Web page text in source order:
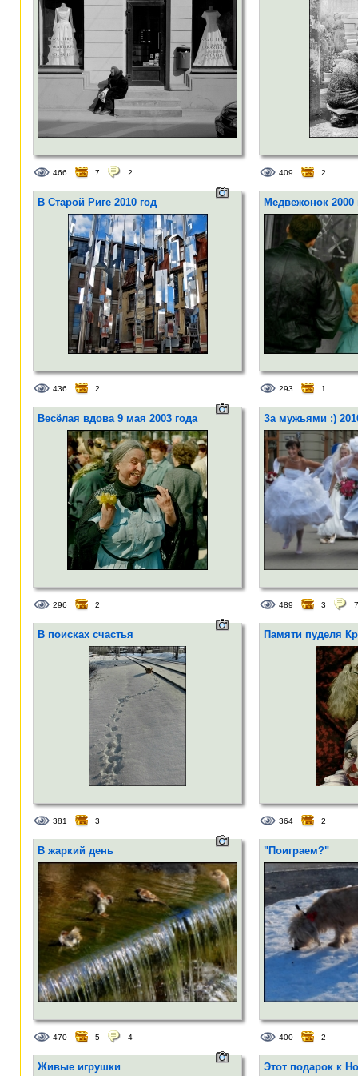
466 7 2 409 2
В Старой Риге 2010 год
436 2
Медвежонок 2000
293 1
Весёлая вдова 9 мая 2003 года
296 2
За мужьями :)
489 3 7
В поисках счастья
381 3
Памяти пуделя
364 2
В жаркий день
470 5 4
"Поиграем?"
400 2
Живые игрушки
Этот подарок к